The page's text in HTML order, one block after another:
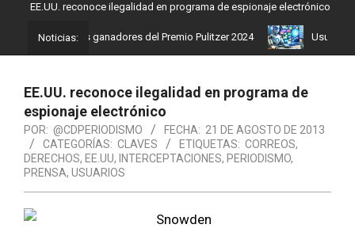
EE.UU. reconoce ilegalidad en programa de espionaje electrónico
Noticias:
Estos son los ganadores del Premio Pulitzer 2024 Usuarios de
EE.UU. reconoce ilegalidad en programa de
espionaje electrónico
POR: @CDPERIODISMO FECHA: 21 DE AGOSTO DE 2013
CATEGORÍAS: CLAVES ETIQUETAS: CORREOS,
DERECHOS, EE.UU, INTERCEPTACIONES, PERIODISMO,
PRENSA, USUARIOS